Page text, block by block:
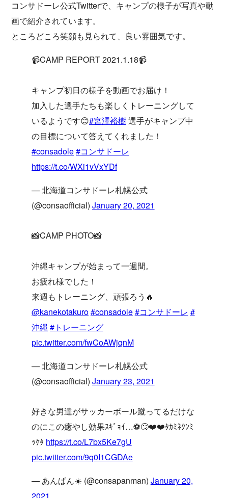
コンサドーレ公式Twitterで、キャンプの様子が写真や動
画で紹介されています。
ところどころ笑顔も見られて、良い雰囲気です。
📹CAMP REPORT 2021.1.18📹
キャンプ初日の様子を動画でお届け！
加入した選手たちも楽しくトレーニングして
いるようです😊#宮澤裕樹選手がキャンプ中
の目標について答えてくれました！
#consadole#コンサドーレ
https://t.co/WXi1vVxYDf
— 北海道コンサドーレ札幌公式
(@consaofficial) January 20, 2021
📸CAMP PHOTO📸
沖縄キャンプが始まって一週間。
お疲れ様でした！
来週もトレーニング、頑張ろう🔥
@kanekotakuro#consadole#コンサドーレ #
沖縄#トレーニング
pic.twitter.com/fwCoAWjqnM
— 北海道コンサドーレ札幌公式
(@consaofficial) January 23, 2021
好きな男達がサッカーボール蹴ってるだけな
のにこの癒やし効果ｽｷﾞｮｲ…⚽🙄❤️❤️ﾀｶﾐﾈｸﾝﾐ
ｯｹﾀ https://t.co/L7bx5Ke7gU
pic.twitter.com/9q0I1CGDAe
— あんぱん☀️ (@consapanman) January 20,